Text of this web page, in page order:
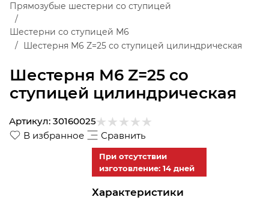
Шестерня M6 Z=25 со
ступицей цилиндрическая
Прямозубые шестерни со ступицей
Шестерни со ступицей М6
Шестерня M6 Z=25 со ступицей цилиндрическая
В избранное Сравнить
Артикул: 30160025
При отсутствии
изготовление: 14 дней
Характеристики